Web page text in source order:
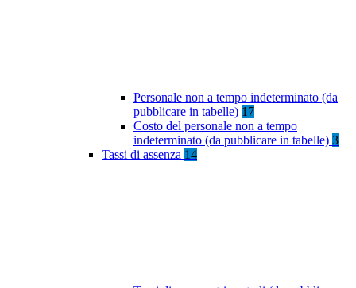
Personale non a tempo indeterminato (da
pubblicare in tabelle) 17
Costo del personale non a tempo
indeterminato (da pubblicare in tabelle) 3
Tassi di assenza 14